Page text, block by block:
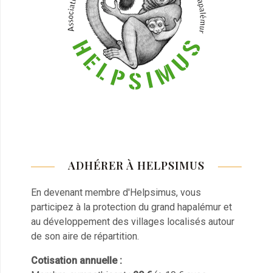
ADHÉRER À HELPSIMUS
En devenant membre d'Helpsimus, vous
participez à la protection du grand hapalémur et
au développement des villages localisés autour
de son aire de répartition.
Cotisation annuelle :